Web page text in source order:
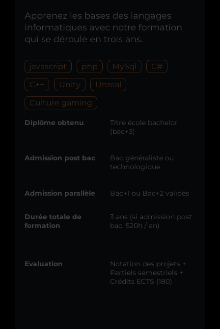
Apprenez les bases des langages
informatiques avec notre formation
qui se déroule en trois ans.
javascript php MySql
C#
C++
Unity
Unreal
Culture gaming
Diplôme obtenu
Titre école bachelor
(bac+3)
Admission post bac
Bac généraliste ou
technologique
Admission parallèle Bac+1 ou Bac+2 validés
Durée totale de
formation
3 ans (si admission post
bac, 520h / an)
Evaluation
Notation des projets +
Partiels semestriels +
Crédits ECTS (180)